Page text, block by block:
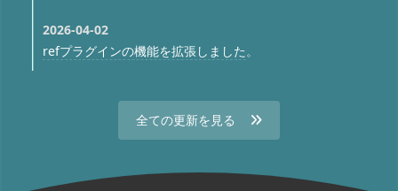
2026-04-02
refプラグインの機能を拡張しました 。
全ての更新を見る